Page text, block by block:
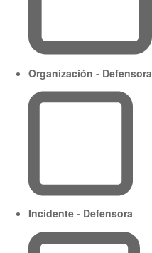
Organización - Defensora
Incidente - Defensora